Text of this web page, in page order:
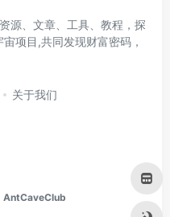
源、文章、工具、教程，探
项目,共同发现财富密码，
关于我们
AntCaveClub